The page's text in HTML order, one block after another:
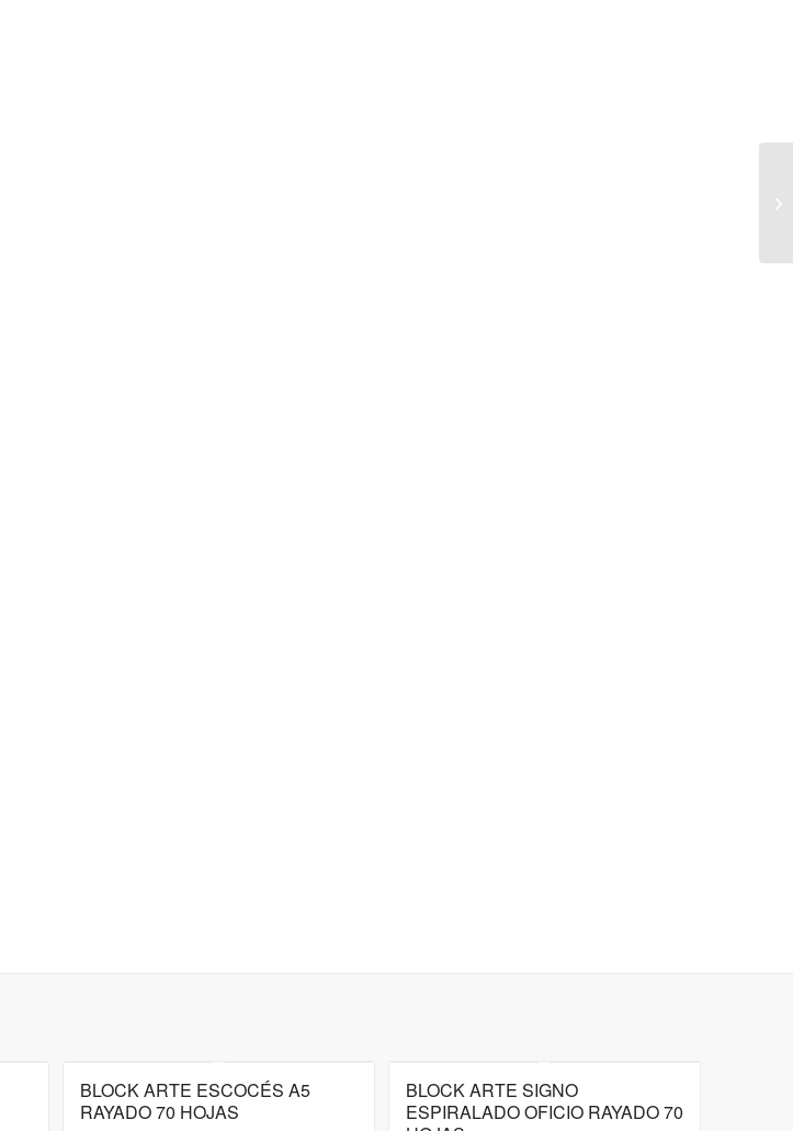
BLOCK ARTE ESCOCÉS A5
RAYADO 70 HOJAS
BLOCK ARTE SIGNO
ESPIRALADO OFICIO RAYADO 70